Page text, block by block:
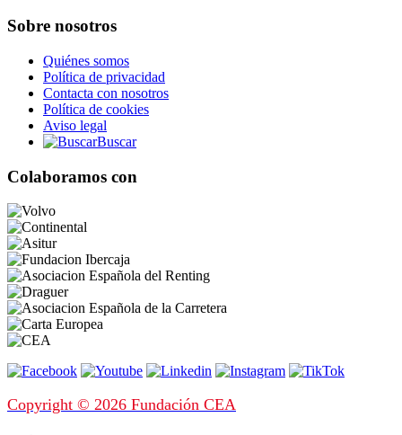
Sobre nosotros
Quiénes somos
Política de privacidad
Contacta con nosotros
Política de cookies
Aviso legal
Buscar
Colaboramos con
Copyright © 2026 Fundación CEA